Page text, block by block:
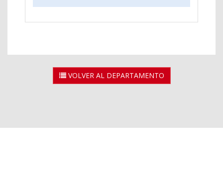
VOLVER AL DEPARTAMENTO